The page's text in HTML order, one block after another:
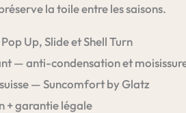
la toile entre les saisons.
Up, Slide et Shell Turn
— anti-condensation et
— Suncomfort by Glatz
+ garantie légale